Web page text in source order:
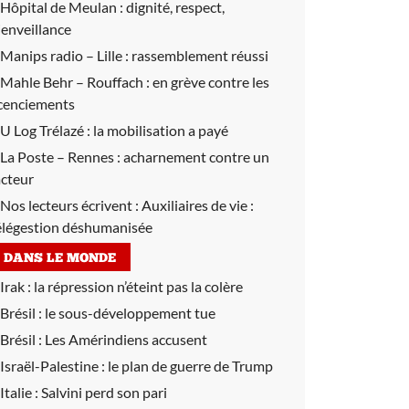
Hôpital de Meulan : dignité, respect,
Manips radio – Lille : rassemblement réussi
Mahle Behr – Rouffach : en grève contre les
U Log Trélazé : la mobilisation a payé
La Poste – Rennes : acharnement contre un
Nos lecteurs écrivent : Auxiliaires de vie :
déshumanisée
DANS LE MONDE
Irak : la répression n’éteint pas la colère
Brésil : le sous-développement tue
Brésil : Les Amérindiens accusent
Israël-Palestine : le plan de guerre de Trump
Italie : Salvini perd son pari